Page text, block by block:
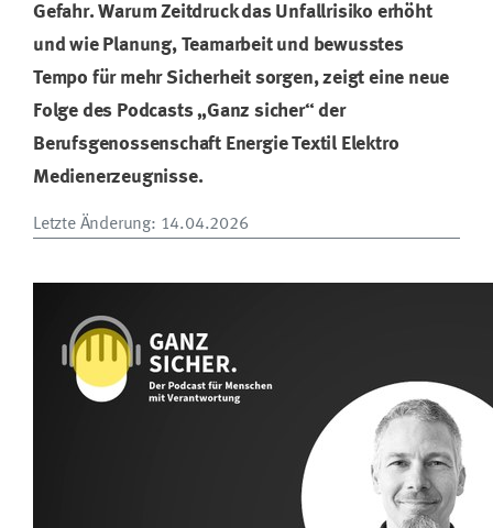
Gefahr. Warum Zeitdruck das Unfallrisiko erhöht
und wie Planung, Teamarbeit und bewusstes
Tempo für mehr Sicherheit sorgen, zeigt eine neue
Folge des Podcasts „Ganz sicher“ der
Berufsgenossenschaft Energie Textil Elektro
Medienerzeugnisse.
Letzte Änderung: 14.04.2026